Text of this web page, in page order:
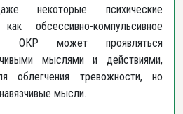
некоторые психические
обсессивно-компульсивное
ОКР может проявляться
мыслями и действиями,
облегчения тревожности, но
мысли.